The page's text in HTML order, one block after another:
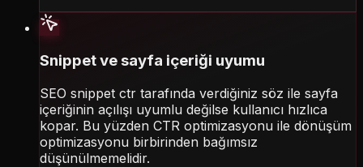
Snippet ve sayfa içeriği uyumu
SEO snippet ctr tarafında verdiğiniz söz ile sayfa
içeriğinin açılışı uyumlu değilse kullanıcı hızlıca
kopar. Bu yüzden CTR optimizasyonu ile dönüşüm
optimizasyonu birbirinden bağımsız
düşünülmemelidir.